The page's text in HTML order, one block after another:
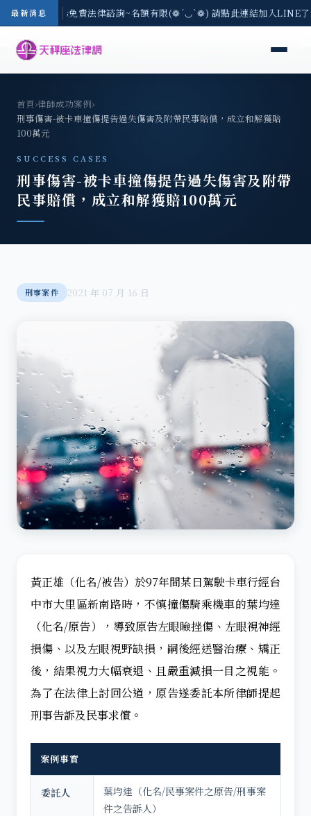
最新消息
-8/3(一) 現場免費法律諮詢~名額有限(❁´◡`❁) 請點此連結加入LINE
首頁›律師成功案例›
刑事傷害-被卡車撞傷提告過失傷害及附帶民事賠償，成立和解獲賠
100萬元
SUCCESS CASES
刑事傷害-被卡車撞傷提告過失傷害及附帶
民事賠償，成立和解獲賠100萬元
刑事案件 2021 年 07 月 16 日
黃正雄（化名/被告）於97年間某日駕駛卡車行經台
中市大里區新南路時，不慎撞傷騎乘機車的葉均達
（化名/原告），導致原告左眼瞼挫傷、左眼視神經
損傷、以及左眼視野缺損，嗣後經送醫治療、矯正
後，結果視力大幅衰退、且嚴重減損一目之視能。
為了在法律上討回公道，原告遂委託本所律師提起
刑事告訴及民事求償。
案例事實
委託人
葉均達（化名/民事案件之原告/刑事案
件之告訴人）